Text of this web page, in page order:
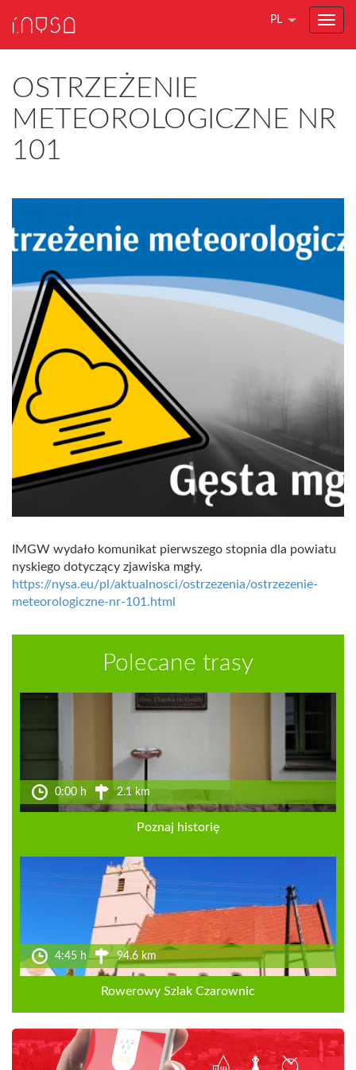
PL
OSTRZEŻENIE
METEOROLOGICZNE NR
101
IMGW wydało komunikat pierwszego stopnia dla powiatu
nyskiego dotyczący zjawiska mgły.
https://nysa.eu/pl/aktualnosci/ostrzezenia/ostrzezenie-
meteorologiczne-nr-101.html
Polecane trasy
0:00 h 2.1 km
Poznaj historię
4:45 h 94.6 km
Rowerowy Szlak Czarownic